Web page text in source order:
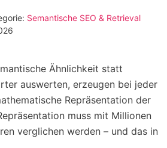
Semantische SEO & Retrieval
Ähnlichkeit statt
auswerten, erzeugen bei jeder
Repräsentation der
muss mit Millionen
verglichen werden – und das in